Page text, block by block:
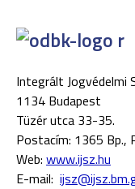
Integrált Jogvédelmi
1134 Budapest
Tüzér utca 33-35.
Postacím: 1365 Bp.,
Web: www.ijsz.hu
E-mail: